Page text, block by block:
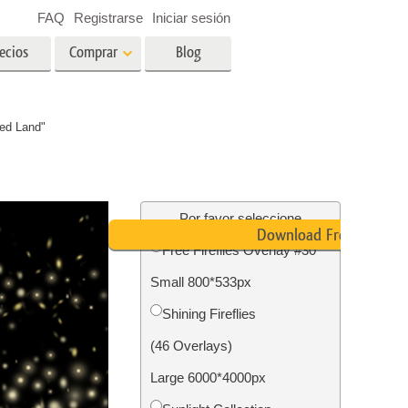
de
Servicios de restauración de
fotografías
Comprar Blog
FAQ Registrarse Iniciar sesión
Land"
Por favor seleccione
Free Fireflies Overlay #30
Small 800*533px
Shining Fireflies
(46 Overlays)
Large 6000*4000px
Download Free